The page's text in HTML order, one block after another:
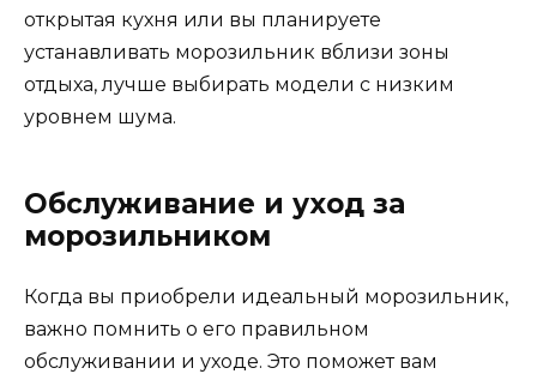
открытая кухня или вы планируете
устанавливать морозильник вблизи зоны
отдыха, лучше выбирать модели с низким
уровнем шума.
Обслуживание и уход за
морозильником
Когда вы приобрели идеальный морозильник,
важно помнить о его правильном
обслуживании и уходе. Это поможет вам